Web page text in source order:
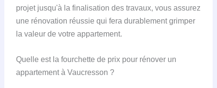
projet jusqu'à la finalisation des travaux, vous assurez
une rénovation réussie qui fera durablement grimper
la valeur de votre appartement.
Quelle est la fourchette de prix pour rénover un
appartement à Vaucresson ?